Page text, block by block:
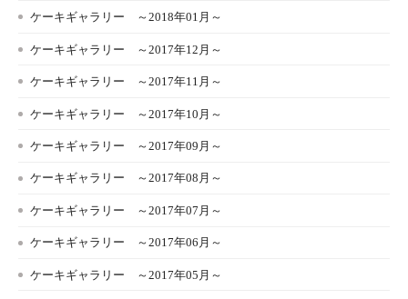
ケーキギャラリー ～2018年01月～
ケーキギャラリー ～2017年12月～
ケーキギャラリー ～2017年11月～
ケーキギャラリー ～2017年10月～
ケーキギャラリー ～2017年09月～
ケーキギャラリー ～2017年08月～
ケーキギャラリー ～2017年07月～
ケーキギャラリー ～2017年06月～
ケーキギャラリー ～2017年05月～